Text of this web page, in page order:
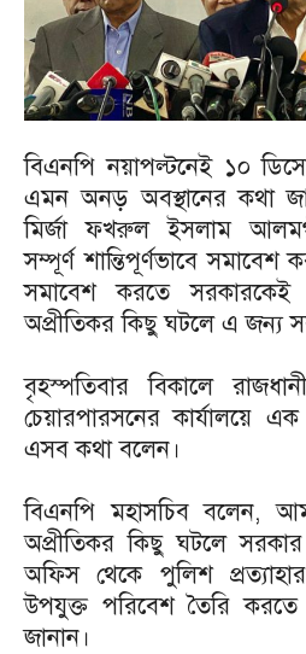
বিএনপি নয়াপল্টনেই ১০
এমন অনড় অবস্থানের কথা
মির্জা ফখরুল ইসলাম
সম্পূর্ণ শান্তিপূর্ণভাবে সমাবেশ
সমাবেশ করতে
অপ্রীতিকর কিছু ঘটলে এ জন্য
বৃহস্পতিবার বিকালে
চেয়ারপারসনের কার্যালয়ে
এসব কথা বলেন।
বিএনপি মহাসচিব বলেন,
অপ্রীতিকর কিছু ঘটলে সরকার
অফিস থেকে পুলিশ
উপযুক্ত পরিবেশ তৈরি করতে
জানান।